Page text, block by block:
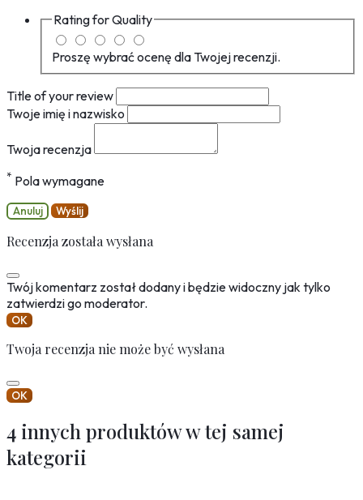
Rating forQuality
Proszę wybrać ocenę dla Twojej recenzji.
Title of your review
Twoje imię i nazwisko
Twoja recenzja
* Pola wymagane
Anuluj Wyślij
Recenzja została wysłana
Twój komentarz został dodany i będzie widoczny jak tylko
zatwierdzi go moderator.
OK
Twoja recenzja nie może być wysłana
OK
4 innych produktów w tej samej
kategorii